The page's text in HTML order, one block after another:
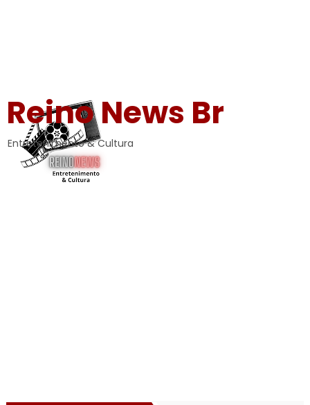
Reino News Br
Entretenimento & Cultura